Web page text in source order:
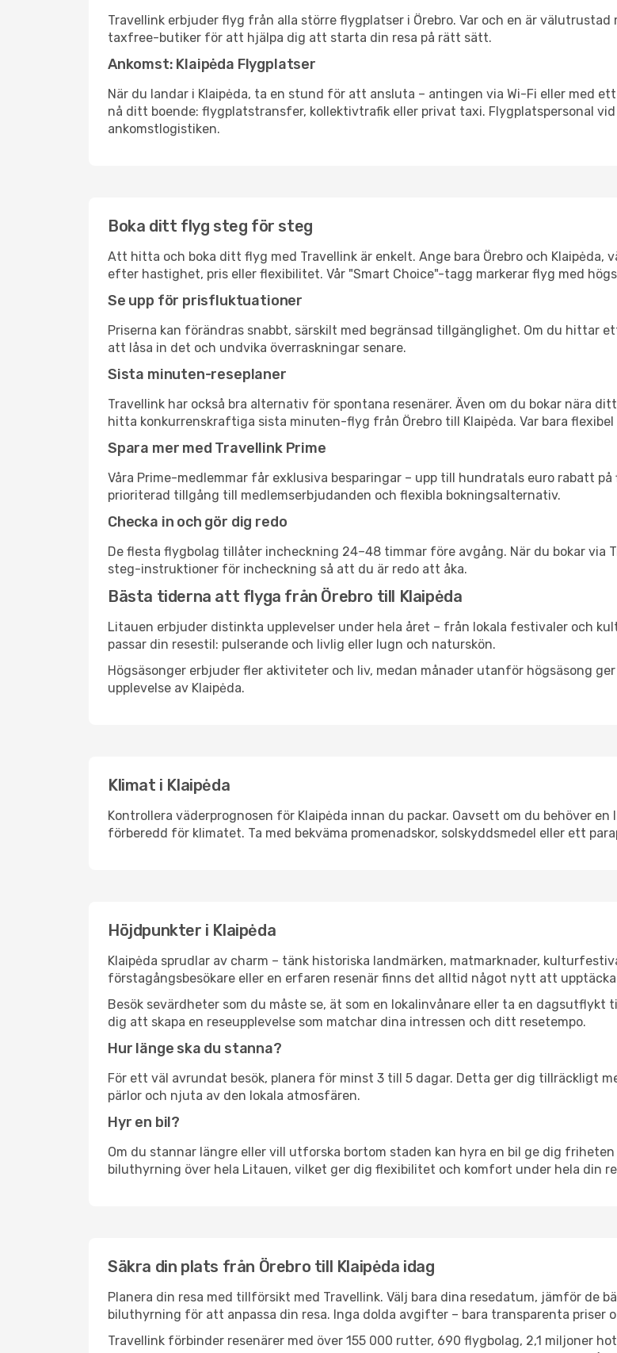
Travellink erbjuder flyg från alla större flygplatser i Örebro. Var och en är
taxfree-butiker för att hjälpa dig att starta din resa på rätt sätt.
Ankomst: Klaipėda Flygplatser
När du landar i Klaipėda, ta en stund för att ansluta – antingen via Wi-Fi eller med
nå ditt boende: flygplatstransfer, kollektivtrafik eller privat taxi. Flygplatspersonal
ankomstlogistiken.
Boka ditt flyg steg för steg
Att hitta och boka ditt flyg med Travellink är enkelt. Ange bara Örebro och Klaipėda,
efter hastighet, pris eller flexibilitet. Vår "Smart Choice"-tagg markerar flyg med
Se upp för prisfluktuationer
Priserna kan förändras snabbt, särskilt med begränsad tillgänglighet. Om du hittar
att låsa in det och undvika överraskningar senare.
Sista minuten-reseplaner
Travellink har också bra alternativ för spontana resenärer. Även om du bokar nära
hitta konkurrenskraftiga sista minuten-flyg från Örebro till Klaipėda. Var bara
Spara mer med Travellink Prime
Våra Prime-medlemmar får exklusiva besparingar – upp till hundratals euro rabatt
prioriterad tillgång till medlemserbjudanden och flexibla bokningsalternativ.
Checka in och gör dig redo
De flesta flygbolag tillåter incheckning 24–48 timmar före avgång. När du bokar via
steg-instruktioner för incheckning så att du är redo att åka.
Bästa tiderna att flyga från Örebro till Klaipėda
Litauen erbjuder distinkta upplevelser under hela året – från lokala festivaler och
passar din resestil: pulserande och livlig eller lugn och naturskön.
Högsäsonger erbjuder fler aktiviteter och liv, medan månader utanför högsäsong
upplevelse av Klaipėda.
Klimat i Klaipėda
Kontrollera väderprognosen för Klaipėda innan du packar. Oavsett om du behöver
förberedd för klimatet. Ta med bekväma promenadskor, solskyddsmedel eller ett
Höjdpunkter i Klaipėda
Klaipėda sprudlar av charm – tänk historiska landmärken, matmarknader,
förstagångsbesökare eller en erfaren resenär finns det alltid något nytt att
Besök sevärdheter som du måste se, ät som en lokalinvånare eller ta en
dig att skapa en reseupplevelse som matchar dina intressen och ditt resetempo.
Hur länge ska du stanna?
För ett väl avrundat besök, planera för minst 3 till 5 dagar. Detta ger dig tillräckligt
pärlor och njuta av den lokala atmosfären.
Hyr en bil?
Om du stannar längre eller vill utforska bortom staden kan hyra en bil ge dig
biluthyrning över hela Litauen, vilket ger dig flexibilitet och komfort under hela din
Säkra din plats från Örebro till Klaipėda idag
Planera din resa med tillförsikt med Travellink. Välj bara dina resedatum, jämför de
biluthyrning för att anpassa din resa. Inga dolda avgifter – bara transparenta priser
Travellink förbinder resenärer med över 155 000 rutter, 690 flygbolag, 2,1 miljoner